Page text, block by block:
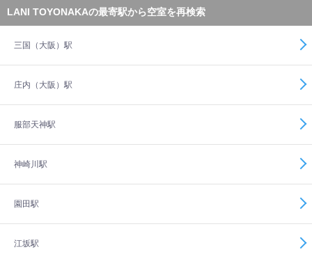
LANI TOYONAKAの最寄駅から空室を再検索
三国（大阪）駅
庄内（大阪）駅
服部天神駅
神崎川駅
園田駅
江坂駅